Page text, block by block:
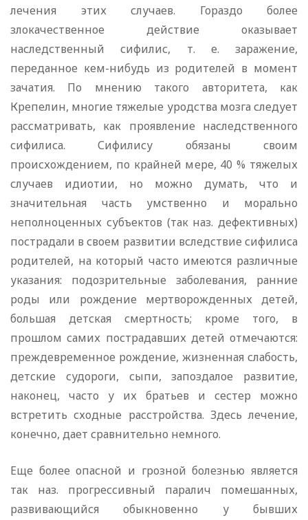
лечения этих случаев. Гораздо более
злокачественное действие оказывает
наследственный сифилис, т. е. заражение,
переданное кем-нибудь из родителей в момент
зачатия. По мнению такого авторитета, как
Крепелин, многие тяжелые уродства мозга следует
рассматривать, как проявление наследственного
сифилиса. Сифилису обязаны своим
происхождением, по крайней мере, 40 % тяжелых
случаев идиотии, но можно думать, что и
значительная часть умственно и морально
неполноценных субъектов (так наз. дефективных)
пострадали в своем развитии вследствие сифилиса
родителей, на который часто имеются различные
указания: подозрительные заболевания, ранние
роды или рождение мертворожденных детей,
большая детская смертность; кроме того, в
прошлом самих пострадавших детей отмечаются:
преждевременное рождение, жизненная слабость,
детские судороги, сыпи, запоздалое развитие,
наконец, часто у их братьев и сестер можно
встретить сходные расстройства. Здесь лечение,
конечно, дает сравнительно немного.
Еще более опасной и грозной болезнью является
так наз. прогрессивный паралич помешанных,
развивающийся обыкновенно у бывших